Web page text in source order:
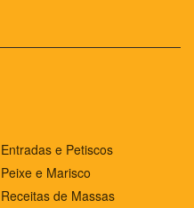
Entradas e Petiscos
Peixe e Marisco
Receitas de Massas